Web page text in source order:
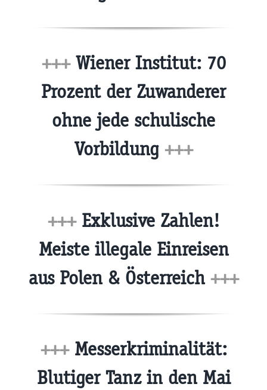
+++Wiener Institut: 70
Prozent der Zuwanderer
ohne jede schulische
Vorbildung +++
+++Exklusive Zahlen!
Meiste illegale Einreisen
aus Polen & Österreich +++
+++Messerkriminalität:
Blutiger Tanz in den Mai